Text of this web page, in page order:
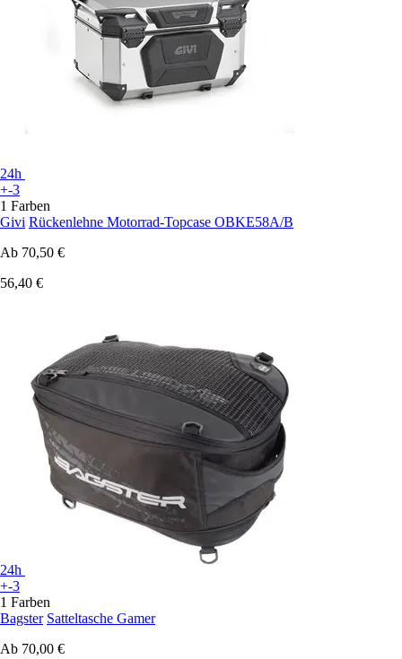
24h
+-3
1 Farben
Givi Rückenlehne Motorrad-Topcase OBKE58A/B
Ab 70,50 €
56,40 €
24h
+-3
1 Farben
Bagster Satteltasche Gamer
Ab 70,00 €